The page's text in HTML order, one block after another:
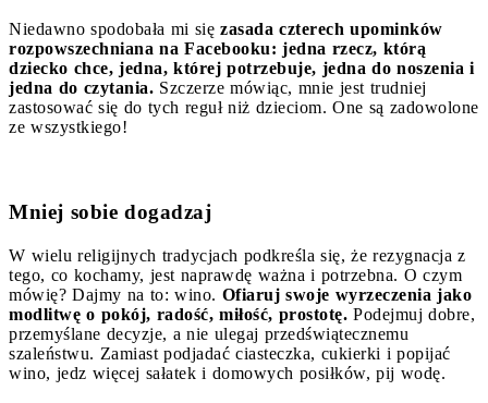
Niedawno spodobała mi się zasada czterech upominków
rozpowszechniana na Facebooku: jedna rzecz, którą
dziecko chce, jedna, której potrzebuje, jedna do noszenia i
jedna do czytania. Szczerze mówiąc, mnie jest trudniej
zastosować się do tych reguł niż dzieciom. One są zadowolone
ze wszystkiego!
Mniej sobie dogadzaj
W wielu religijnych tradycjach podkreśla się, że rezygnacja z
tego, co kochamy, jest naprawdę ważna i potrzebna. O czym
mówię? Dajmy na to: wino. Ofiaruj swoje wyrzeczenia jako
modlitwę o pokój, radość, miłość, prostotę. Podejmuj dobre,
przemyślane decyzje, a nie ulegaj przedświątecznemu
szaleństwu. Zamiast podjadać ciasteczka, cukierki i popijać
wino, jedz więcej sałatek i domowych posiłków, pij wodę.